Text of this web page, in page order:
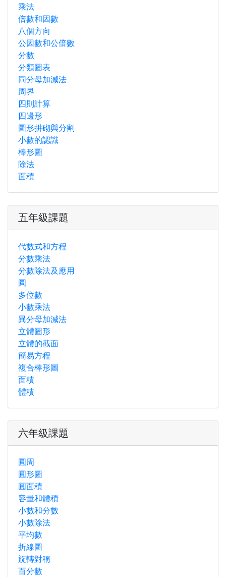
乘法
倍數和因數
八個方向
公因數和公倍數
分數
分類圖表
同分母加減法
周界
四則計算
四邊形
圖形拼砌與分割
小數的認識
棒形圖
除法
面積
五年級課題
代數式和方程
分數乘法
分數除法及應用
圓
多位數
小數乘法
異分母加減法
立體圖形
立體的截面
簡易方程
複合棒形圖
面積
體積
六年級課題
圓周
圓形圖
圓面積
容量和體積
小數和分數
小數除法
平均數
折線圖
旋轉對稱
百分數